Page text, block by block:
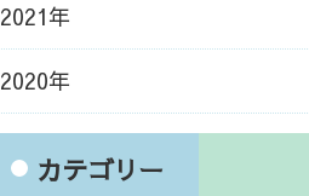
2021年
2020年
カテゴリー